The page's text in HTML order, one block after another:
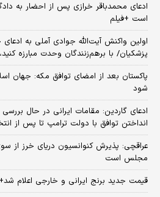
ادعای محمدباقر خرازی پس از احضار به
است +فیلم
اولین واکنش آیت‌الله جوادی آملی به ادعای
پزشکیان/ با برهم‌زنندگان وحدت مبارزه
پاکستان بعد از امضای توافق مکه: جهان
شود
ادعای گاردین: مقامات ایرانی در حال
انداختن توافق با دولت ترامپ تا پس از
عراقچی: پذیرش کنوانسیون دریای خرز از
مجلس است
قیمت جدید برنج ایرانی و خارجی اعلام